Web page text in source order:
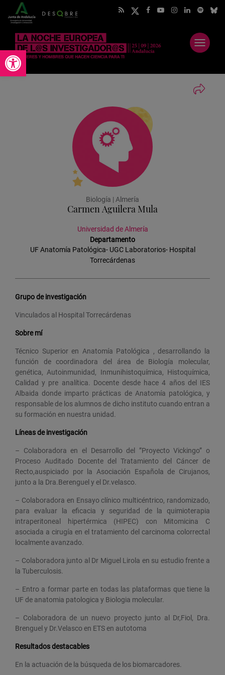
Abrir barra de herramientas
Abrir
menú
Biología | Almería
Carmen Aguilera Mula
Universidad de Almería
Departamento
UF Anatomía Patológica- UGC Laboratorios- Hospital
Torrecárdenas
Grupo de investigación
Vinculados al Hospital Torrecárdenas
Sobre mí
Técnico Superior en Anatomía Patológica , desarrollando la
función de coordinadora del área de Biología molecular,
genética, Autoinmunidad, Inmunihistoquímica, Histoquímica,
Calidad y pre analítica. Docente desde hace 4 años del IES
Albaida donde imparto prácticas de Anatomía patológica, y
responsable de los alumnos de dicho instituto cuando entran a
su formación en nuestra unidad.
Líneas de investigación
– Colaboradora en el Desarrollo del ”Proyecto Vickingo” o
Proceso Auditado Docente del Tratamiento del Cáncer de
Recto,auspiciado por la Asociación Española de Cirujanos,
junto a la Dra.Berenguel y el Dr.velasco.
– Colaboradora en Ensayo clínico multicéntrico, randomizado,
para evaluar la eficacia y seguridad de la quimioterapia
intraperitoneal hipertérmica (HIPEC) con Mitomicina C
asociada a cirugía en el tratamiento del carcinoma colorrectal
localmente avanzado.
– Colaboradora junto al Dr Miguel Lirola en su estudio frente a
la Tuberculosis.
– Entro a formar parte en todas las plataformas que tiene la
UF de anatomia patologica y Biologia molecular.
– Colaboradora de un nuevo proyecto junto al Dr,Fiol, Dra.
Brenguel y Dr.Velasco en ETS en autotoma
Resultados destacables
En la actuación de la búsqueda de los biomarcadores.